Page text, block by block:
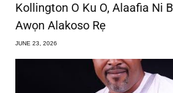
Kollington O Ku O, Alaafia Ni
Awọn Alakoso Rẹ
JUNE 23, 2026